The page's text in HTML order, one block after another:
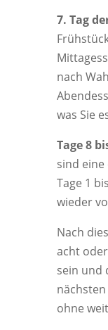
7. Tag
nach
was Sie
Tage 8
sind
Tage 1
wieder
Nach
acht
sein und
ohne